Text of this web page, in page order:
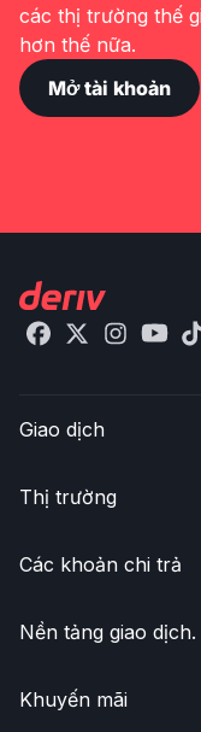
các thị trường thế
hơn thế nữa.
Mở tài khoản
Giao dịch
Thị trường
Các khoản chi trả
Nền tảng giao dịch.
Khuyến mãi